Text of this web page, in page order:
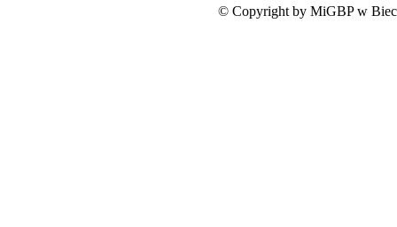
© Copyright by MiGBP w